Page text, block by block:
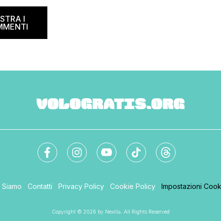
I
Siamo Contatti Privacy Policy Cookie Policy Impostazioni
Copyright © 2026 by Nexilia. All Rights Reserved